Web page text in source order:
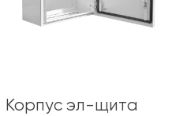
Корпус эл-щита